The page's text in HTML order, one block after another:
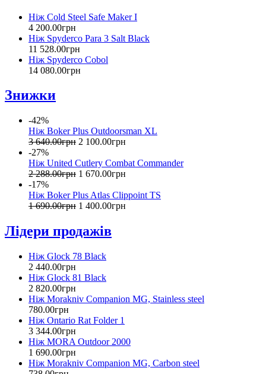
Ніж Cold Steel Safe Maker I
4 200.00грн
Ніж Spyderco Para 3 Salt Black
11 528.00грн
Ніж Spyderco Cobol
14 080.00грн
Знижки
-42%
Ніж Boker Plus Outdoorsman XL
3 640.00грн 2 100.00грн
-27%
Ніж United Cutlery Combat Commander
2 288.00грн 1 670.00грн
-17%
Ніж Boker Plus Atlas Clippoint TS
1 690.00грн 1 400.00грн
Лідери продажів
Ніж Glock 78 Black
2 440.00грн
Ніж Glock 81 Black
2 820.00грн
Ніж Morakniv Companion MG, Stainless steel
780.00грн
Ніж Ontario Rat Folder 1
3 344.00грн
Ніж MORA Outdoor 2000
1 690.00грн
Ніж Morakniv Companion MG, Carbon steel